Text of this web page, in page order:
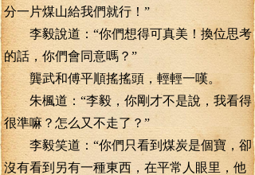
分一片煤山給我們就行！”
李毅說道：“你們想得可真美！換位思考
的話，你們會同意嗎？”
龔武和傅平順搖搖頭，輕輕一嘆。
朱楓道：“李毅，你剛才不是說，我看得
很準嘛？怎么又不走了？”
李毅笑道：“你們只看到煤炭是個寶，卻
沒有看到另有一種東西，在平常人眼里，他